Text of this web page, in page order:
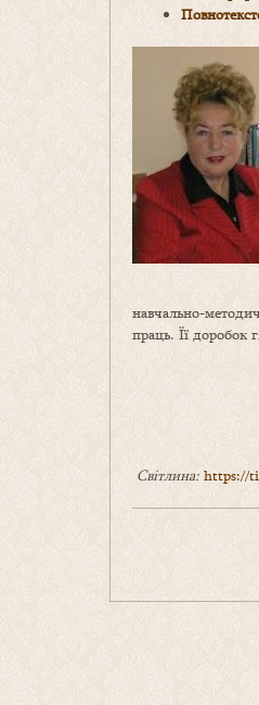
навчально-
праць. Її доробок
Світлина: https://